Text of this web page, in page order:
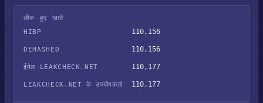
लीक हुए खाते
HIBP
110,156
DEHASHED 110,156
ईमेल LEAKCHECK.NET 110,177
LEAKCHECK.NET के उपयोगकर्ता 110,177